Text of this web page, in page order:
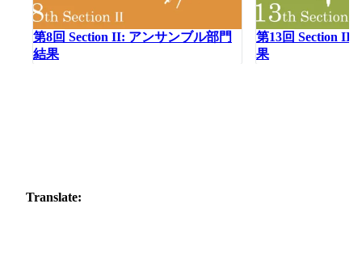
第8回 Section II: アンサンブル部門
結果
第13回 Section II:
果
Translate: